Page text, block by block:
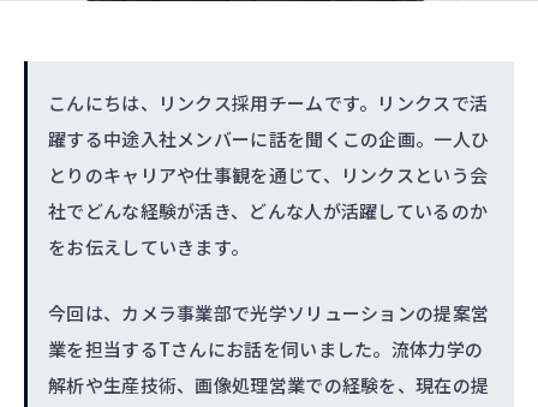
こんにちは、リンクス採用チームです。リンクスで活
躍する中途入社メンバーに話を聞くこの企画。一人ひ
とりのキャリアや仕事観を通じて、リンクスという会
社でどんな経験が活き、どんな人が活躍しているのか
をお伝えしていきます。
今回は、カメラ事業部で光学ソリューションの提案営
業を担当するTさんにお話を伺いました。流体力学の
解析や生産技術、画像処理営業での経験を、現在の提